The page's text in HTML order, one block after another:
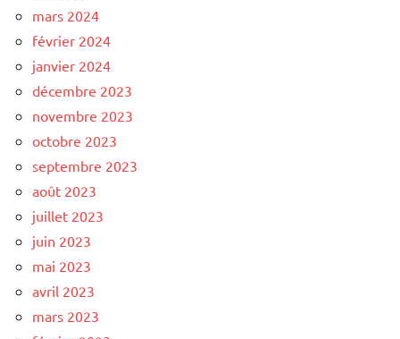
mars 2024
février 2024
janvier 2024
décembre 2023
novembre 2023
octobre 2023
septembre 2023
août 2023
juillet 2023
juin 2023
mai 2023
avril 2023
mars 2023